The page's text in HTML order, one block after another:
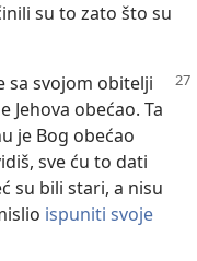
su to zato što su
sa svojom obitelji
Jehova obećao. Ta
je Bog obećao
sve ću to dati
su bili stari, a nisu
ispuniti svoje